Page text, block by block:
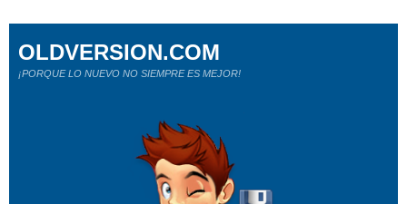
OLDVERSION.COM
¡PORQUE LO NUEVO NO SIEMPRE ES MEJOR!